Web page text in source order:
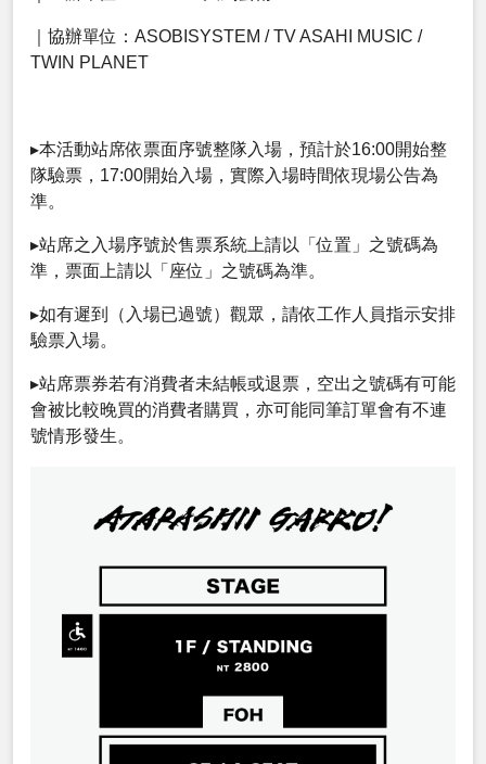
｜協辦單位：ASOBISYSTEM / TV ASAHI MUSIC /
TWIN PLANET
▸本活動站席依票面序號整隊入場，預計於16:00開始整
隊驗票，17:00開始入場，實際入場時間依現場公告為
準。
▸站席之入場序號於售票系統上請以「位置」之號碼為
準，票面上請以「座位」之號碼為準。
▸如有遲到（入場已過號）觀眾，請依工作人員指示安排
驗票入場。
▸站席票券若有消費者未結帳或退票，空出之號碼有可能
會被比較晚買的消費者購買，亦可能同筆訂單會有不連
號情形發生。